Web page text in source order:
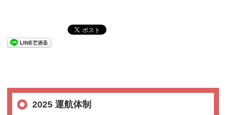
2025 運航体制